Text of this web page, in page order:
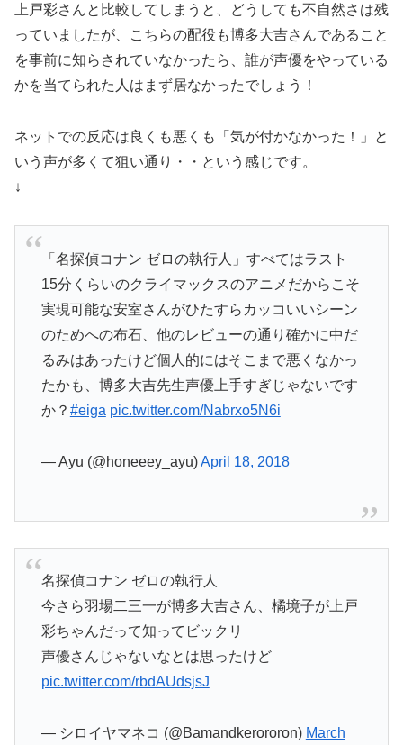
上戸彩さんと比較してしまうと、どうしても不自然さは残
っていましたが、こちらの配役も博多大吉さんであること
を事前に知らされていなかったら、誰が声優をやっている
かを当てられた人はまず居なかったでしょう！
ネットでの反応は良くも悪くも「気が付かなかった！」と
いう声が多くて狙い通り・・という感じです。
↓
「名探偵コナン ゼロの執行人」すべてはラスト
15分くらいのクライマックスのアニメだからこそ
実現可能な安室さんがひたすらカッコいいシーン
のためへの布石、他のレビューの通り確かに中だ
るみはあったけど個人的にはそこまで悪くなかっ
たかも、博多大吉先生声優上手すぎじゃないです
か？ #eiga pic.twitter.com/Nabrxo5N6i
— Ayu (@honeeey_ayu)April 18, 2018
名探偵コナン ゼロの執行人
今さら羽場二三一が博多大吉さん、橘境子が上戸
彩ちゃんだって知ってビックリ
声優さんじゃないなとは思ったけど
pic.twitter.com/rbdAUdsjsJ
— シロイヤマネコ (@Bamandkerororon) March